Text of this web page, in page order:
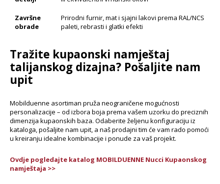
Završne
obrade
Prirodni furnir, mat i sjajni lakovi prema RAL/NCS
paleti, rebrasti i glatki efekti
Tražite kupaonski namještaj
talijanskog dizajna? Pošaljite nam
upit
Mobilduenne asortiman pruža neograničene mogućnosti
personalizacije – od izbora boja prema vašem uzorku do preciznih
dimenzija kupaonskih baza. Odaberite željenu konfiguraciju iz
kataloga, pošaljite nam upit, a naš prodajni tim će vam rado pomoći
u kreiranju idealne kombinacije i ponude za vaš projekt.
Ovdje pogledajte katalog MOBILDUENNE Nucci Kupaonskog
namještaja >>